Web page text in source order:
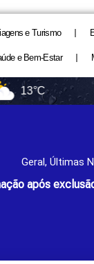
e Turismo
e Bem-Estar
11 Ago
Geral, Últimas
após